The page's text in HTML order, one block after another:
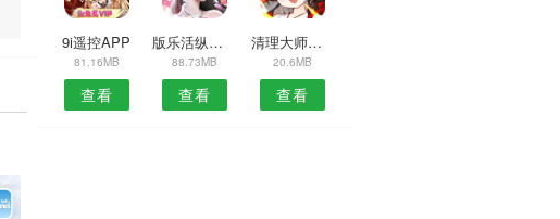
9i遥控APP
81.16MB
查看
版乐活纵享APP
88.73MB
查看
清理大师安卓版
20.6MB
查看